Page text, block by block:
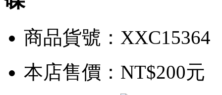
商品貨號：XXC15364
本店售價： NT$200元